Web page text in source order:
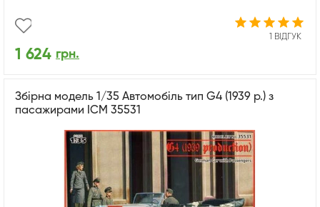
1 ВІДГУК
1 624 грн.
Збірна модель 1/35 Автомобіль тип G4 (1939 р.) з
пасажирами ICM 35531